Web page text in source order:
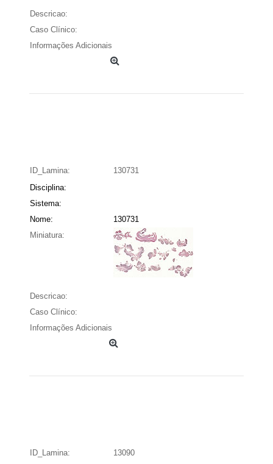
Descricao:
Caso Clínico:
Informações Adicionais
ID_Lamina:
130731
Disciplina:
Sistema:
Nome:
130731
Miniatura:
Descricao:
Caso Clínico:
Informações Adicionais
ID_Lamina:
13090